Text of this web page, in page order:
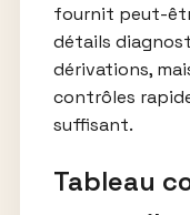
fournit peut-
détails
dérivations,
contrôles
suffisant.
Tableau